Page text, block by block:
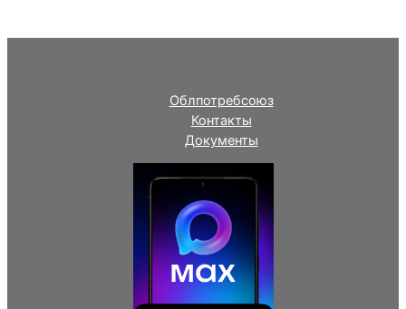
Облпотребсоюз
Контакты
Документы